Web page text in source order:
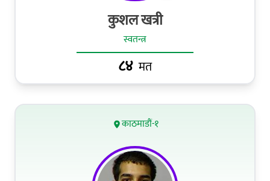
कुशल खत्री
स्वतन्त्र
८४ मत
काठमाडौं-१